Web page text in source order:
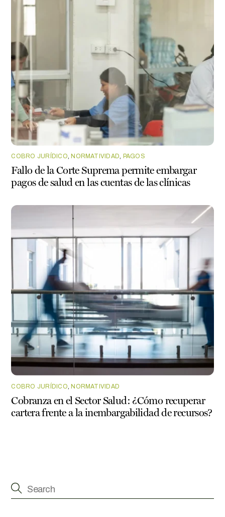
COBRO JURÍDICO, NORMATIVIDAD, PAGOS
Fallo de la Corte Suprema permite embargar
pagos de salud en las cuentas de las clínicas
COBRO JURÍDICO,NORMATIVIDAD
Cobranza en el Sector Salud: ¿Cómo recuperar
cartera frente a la inembargabilidad de recursos?